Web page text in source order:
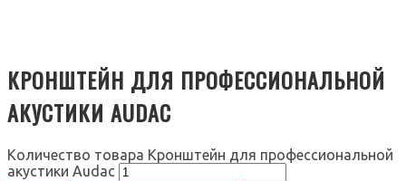
КРОНШТЕЙН ДЛЯ ПРОФЕССИОНАЛЬНОЙ
АКУСТИКИ AUDAC
Количество товара Кронштейн для профессиональной
акустики Audac